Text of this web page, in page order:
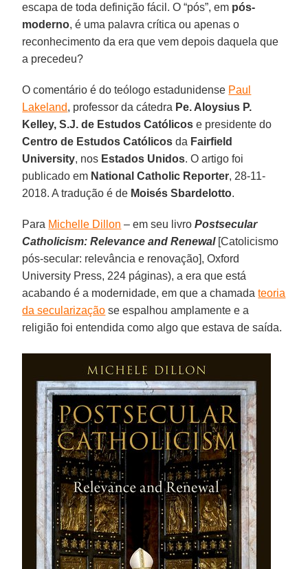
escapa de toda definição fácil. O “pós”, em pós-
moderno, é uma palavra crítica ou apenas o
reconhecimento da era que vem depois daquela que
a precedeu?
O comentário é do teólogo estadunidense Paul
Lakeland, professor da cátedra Pe. Aloysius P.
Kelley, S.J. de Estudos Católicos e presidente do
Centro de Estudos Católicos da Fairfield
University, nos Estados Unidos. O artigo foi
publicado em National Catholic Reporter, 28-11-
2018. A tradução é de Moisés Sbardelotto.
Para Michelle Dillon – em seu livroPostsecular
Catholicism: Relevance and Renewal[Catolicismo
pós-secular: relevância e renovação], Oxford
University Press, 224 páginas), a era que está
acabando é a modernidade, em que a chamadateoria
da secularização se espalhou amplamente e a
religião foi entendida como algo que estava de saída.